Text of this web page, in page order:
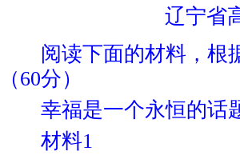
辽宁省
阅读下面的材料，根
（60分）
幸福是一个永恒的话
材料1